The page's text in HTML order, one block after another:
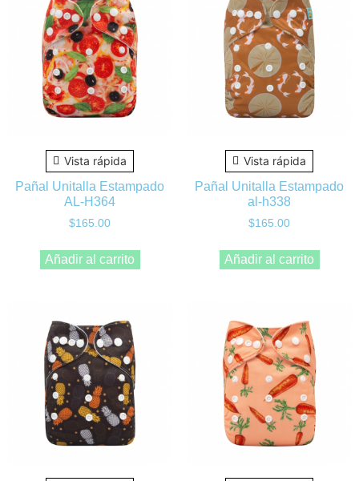
Vista rápida
Pañal Unitalla Estampado
AL-H364
$165.00
Añadir al carrito
Vista rápida
Pañal Unitalla Estampado
al-h338
$165.00
Añadir al carrito